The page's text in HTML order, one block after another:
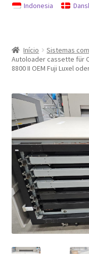
Procurar
Proteção de dados
Indonesia
Início Sistemas
Autoloader cassette für
8800 II OEM Fuji Luxel